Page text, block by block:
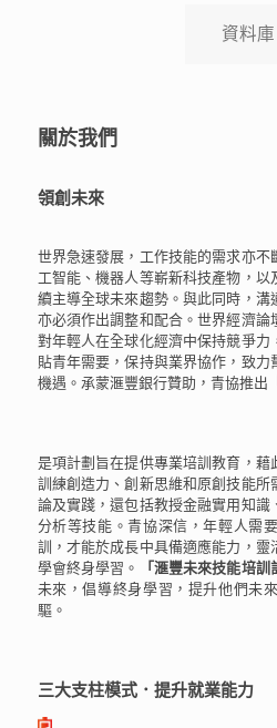
資料庫
關於我們
領創未來
世界急速發展，工作技能的需求亦不
工智能、機器人等嶄新科技產物，
續主導全球未來趨勢。與此同時，溝
亦必須作出調整和配合。世界經濟論
對年輕人在全球化經濟中保持競爭力
貼青年需要，保持與業界協作，致
機遇。承蒙滙豐銀行贊助，青協推出
是項計劃旨在提供專業培訓教育，藉
訓練創造力、創新思維和原創技能所
論及實踐，還包括教授金融實用知識
分析等技能。青協深信，年輕人需
訓，才能於成長中具備適應能力，靈
學會終身學習。
「滙豐未來技能培訓
未來，倡導終身學習，提升他們未
驅。
三大支柱模式．提升就業能力